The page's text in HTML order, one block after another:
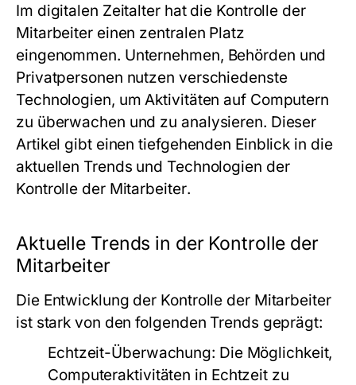
Im digitalen Zeitalter hat die Kontrolle der
Mitarbeiter einen zentralen Platz
eingenommen. Unternehmen, Behörden und
Privatpersonen nutzen verschiedenste
Technologien, um Aktivitäten auf Computern
zu überwachen und zu analysieren. Dieser
Artikel gibt einen tiefgehenden Einblick in die
aktuellen Trends und Technologien der
Kontrolle der Mitarbeiter.
Aktuelle Trends in der Kontrolle der
Mitarbeiter
Die Entwicklung der Kontrolle der Mitarbeiter
ist stark von den folgenden Trends geprägt:
Echtzeit-Überwachung: Die Möglichkeit,
Computeraktivitäten in Echtzeit zu